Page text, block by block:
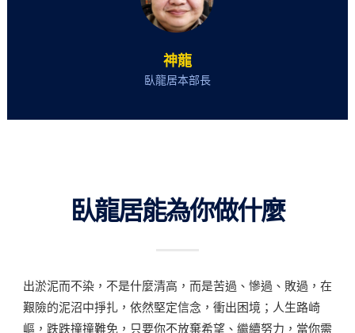
神龍
臥龍居本部長
臥龍居能為你做什麼
出淤泥而不染，不是什麼清高，而是苦過、慘過、敗過，在
艱險的泥沼中掙扎，依然堅定信念，衝出困境；人生路崎
嶇，跌跌撞撞難免，只要你不放棄希望、繼續努力，當你需